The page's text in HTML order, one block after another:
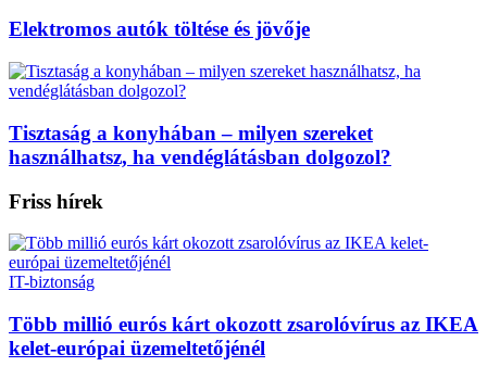
Elektromos autók töltése és jövője
Tisztaság a konyhában – milyen szereket
használhatsz, ha vendéglátásban dolgozol?
Friss hírek
IT-biztonság
Több millió eurós kárt okozott zsarolóvírus az IKEA
kelet-európai üzemeltetőjénél